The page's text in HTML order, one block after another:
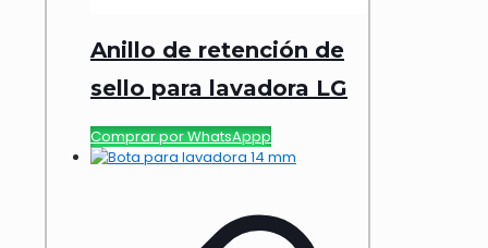
Anillo de retención de
sello para lavadora LG
Comprar por WhatsAppp